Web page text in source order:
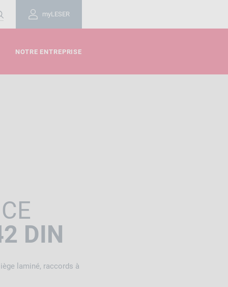
myLESER
NOTRE ENTREPRISE
DIN
laminé, raccords à